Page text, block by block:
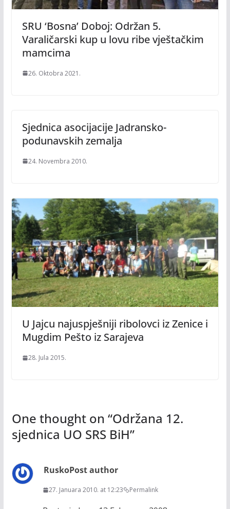
SRU ‘Bosna’ Doboj: Održan 5.
Varaličarski kup u lovu ribe vještačkim
mamcima
26. Oktobra 2021.
Sjednica asocijacije Jadransko-
podunavskih zemalja
24. Novembra 2010.
U Jajcu najuspješniji ribolovci iz Zenice i
Mugdim Pešto iz Sarajeva
28. Jula 2015.
One thought on “Održana 12.
sjednica UO SRS BiH”
RuskoPost author
27. Januara 2010. at 12:23 Permalink